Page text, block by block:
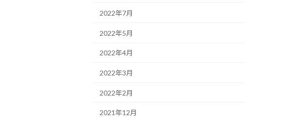
2022年7月
2022年5月
2022年4月
2022年3月
2022年2月
2021年12月